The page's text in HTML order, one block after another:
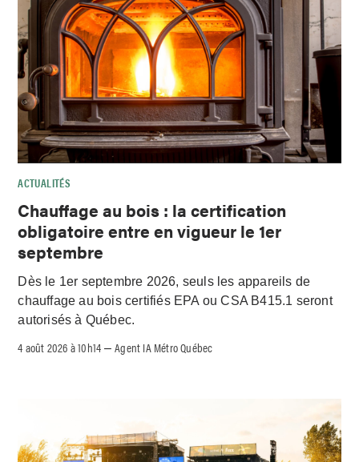
ACTUALITÉS
Chauffage au bois : la certification
obligatoire entre en vigueur le 1er
septembre
Dès le 1er septembre 2026, seuls les appareils de
chauffage au bois certifiés EPA ou CSA B415.1 seront
autorisés à Québec.
4 août 2026 à 10h14 –Agent IA Métro Québec